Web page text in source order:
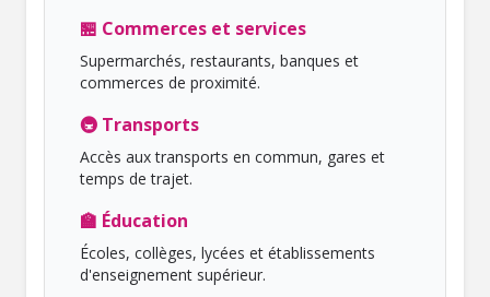
🏪 Commerces et services
Supermarchés, restaurants, banques et
commerces de proximité.
🚇 Transports
Accès aux transports en commun, gares et
temps de trajet.
🏫 Éducation
Écoles, collèges, lycées et établissements
d'enseignement supérieur.